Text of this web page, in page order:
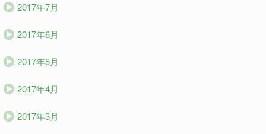
2017年7月
2017年6月
2017年5月
2017年4月
2017年3月